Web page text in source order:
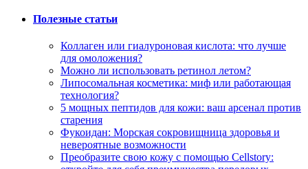
Полезные статьи
Коллаген или гиалуроновая кислота: что лучше
для омоложения?
Можно ли использовать ретинол летом?
Липосомальная косметика: миф или работающая
технология?
5 мощных пептидов для кожи: ваш арсенал против
старения
Фукоидан: Морская сокровищница здоровья и
невероятные возможности
Преобразите cвою кожу c помощью Cellstory: